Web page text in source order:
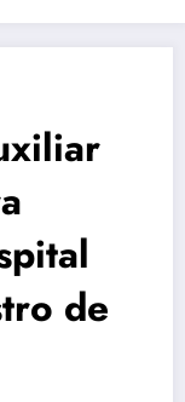
de